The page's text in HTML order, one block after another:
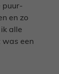
puur-
en zo
alle
was een